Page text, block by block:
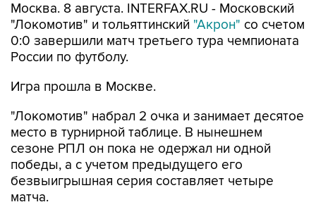
Москва. 8 августа. INTERFAX.RU - Московский
"Локомотив" и тольяттинский "Акрон" со счетом
0:0 завершили матч третьего тура чемпионата
России по футболу.
Игра прошла в Москве.
"Локомотив" набрал 2 очка и занимает десятое
место в турнирной таблице. В нынешнем
сезоне РПЛ он пока не одержал ни одной
победы, а с учетом предыдущего его
безвыигрышная серия составляет четыре
матча.